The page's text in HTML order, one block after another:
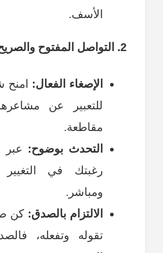
الأسف.
2. التواصل المفتوح والصريح:
الإصغاء الفعال:
للتعبير عن
مقاطعة.
التحدث بوضوح:
رغبتك في
ومباشر.
الالتزام بالصدق: كن
تقوله وتفعله،